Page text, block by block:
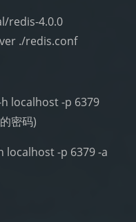
redis-4.0.0
./redis.conf
localhost -p 6379
密码)
localhost -p 6379 -a